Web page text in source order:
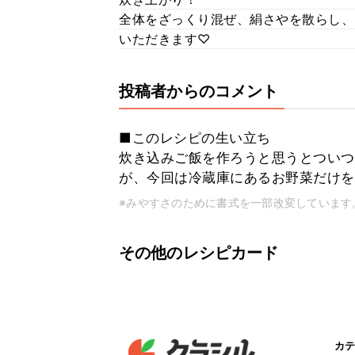
全体をざっくり混ぜ、絹さやを散らし
いただきます♡
投稿者からのコメント
■このレシピの生い立ち
炊き込みご飯を作ろうと思うとつい
が、今回は冷蔵庫にあるお野菜だけ
※みやすさのために書式を一部改変しています
その他のレシピカード
カ